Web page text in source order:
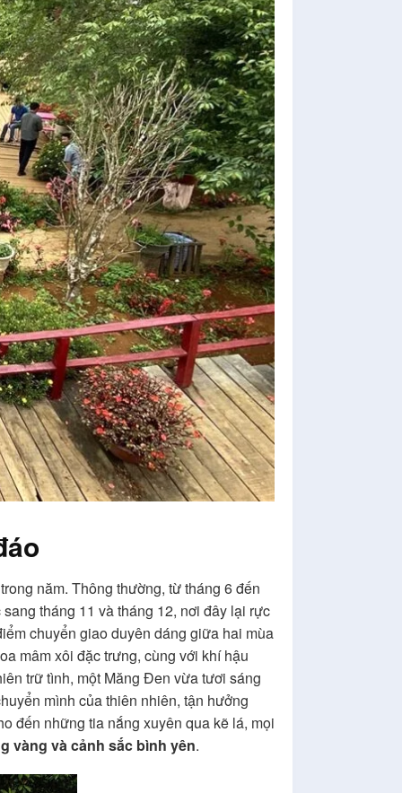
năm. Thông thường, từ tháng 6 đến
tháng 11 và tháng 12, nơi đây lại rực
chuyển giao duyên dáng giữa hai mùa
mâm xôi đặc trưng, cùng với khí hậu
trữ tình, một Măng Đen vừa tươi sáng
mình của thiên nhiên, tận hưởng
đến những tia nắng xuyên qua kẽ lá, mọi
vàng và cảnh sắc bình yên.